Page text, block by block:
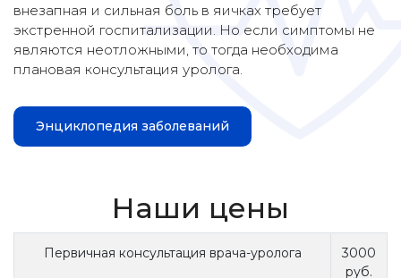
внезапная и сильная боль в яичках требует
экстренной госпитализации. Но если симптомы не
являются неотложными, то тогда необходима
плановая консультация уролога.
Энциклопедия заболеваний
Наши цены
Первичная консультация врача-уролога
3000
руб.